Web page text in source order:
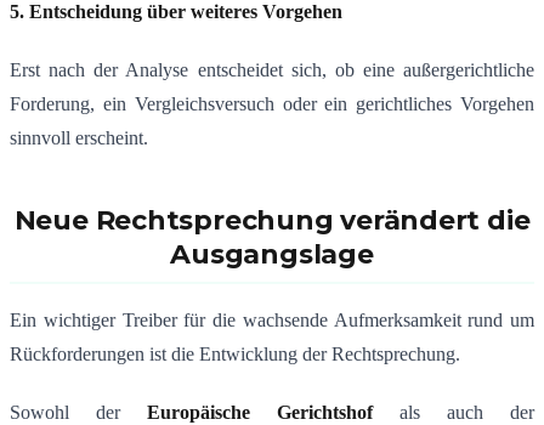
5. Entscheidung über weiteres Vorgehen
Erst nach der Analyse entscheidet sich, ob eine außergerichtliche
Forderung, ein Vergleichsversuch oder ein gerichtliches Vorgehen
sinnvoll erscheint.
Neue Rechtsprechung verändert die
Ausgangslage
Ein wichtiger Treiber für die wachsende Aufmerksamkeit rund um
Rückforderungen ist die Entwicklung der Rechtsprechung.
Sowohl der Europäische Gerichtshofals auch der